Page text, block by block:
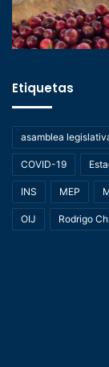
Etiquetas
asamblea
COVID-19
INS MEP
OIJ Rodrigo